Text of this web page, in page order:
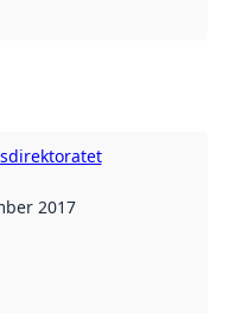
2017